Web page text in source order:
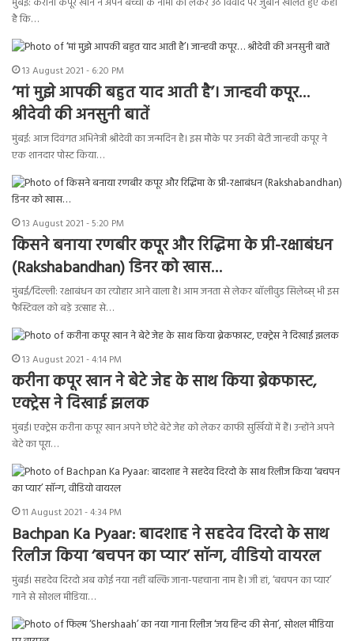
है कि…
13 August 2021 - 6:20 PM
‘मां मुझे आपकी बहुत याद आती है’। जान्हवी कपूर…
श्रीदेवी की अनसुनी बातें
मुंबई: आज दिवंगत अभिनेत्री श्रीदेवी का जन्मदिन है। इस मौके पर उनकी बेटी जान्हवी कपूर ने
एक शानदार पोस्ट किया…
13 August 2021 - 5:20 PM
किसने बनाया रणबीर कपूर और रिद्धिमा के प्री-रक्षाबंधन
(Rakshabandhan) डिनर को खास…
मुंबई/दिल्ली: रक्षाबंधन का त्योहार आने वाला है। आम जनता से लेकर बॉलीवुड सिलेब्स् भी इस
फैस्टिवल को बड़े उत्साह से…
13 August 2021 - 4:14 PM
करीना कपूर खान ने बेटे जेह के साथ किया ब्रेकफास्ट,
एक्ट्रेस ने दिखाई झलक
मुंबई। एक्ट्रेस करीना कपूर खान अपने छोटे बेटे जेह को लेकर काफी सुर्खियों में हैं। उन्होंने अपने
बेटे का पूरा…
11 August 2021 - 4:34 PM
Bachpan Ka Pyaar: बादशाह ने सहदेव दिरदो के साथ
रिलीज किया ‘बचपन का प्यार’ सॉन्ग, वीडियो वायरल
मुंबई। सहदेव दिरदो अब कोई नया नहीं बल्कि जाना-पहचाना नाम है। जी हां, ‘बचपन का प्यार’
गाने से सोशल मीडिया…